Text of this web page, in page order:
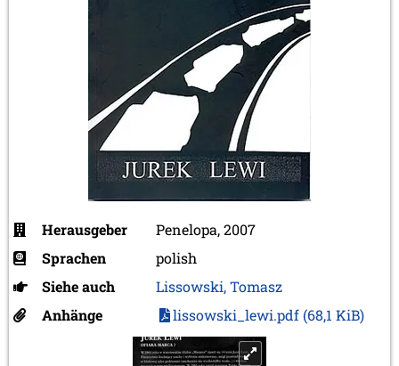
Herausgeber
Penelopa, 2007
Sprachen
polish
Siehe auch
Lissowski, Tomasz
Anhänge
lissowski_lewi.pdf (68,1 KiB)